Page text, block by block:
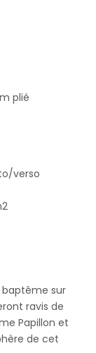
plié
verso
sur
ravis de
Papillon et
de cet